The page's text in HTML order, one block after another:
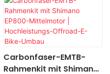
Carbonfaser-EMTB-
Rahmenkit mit Shimano